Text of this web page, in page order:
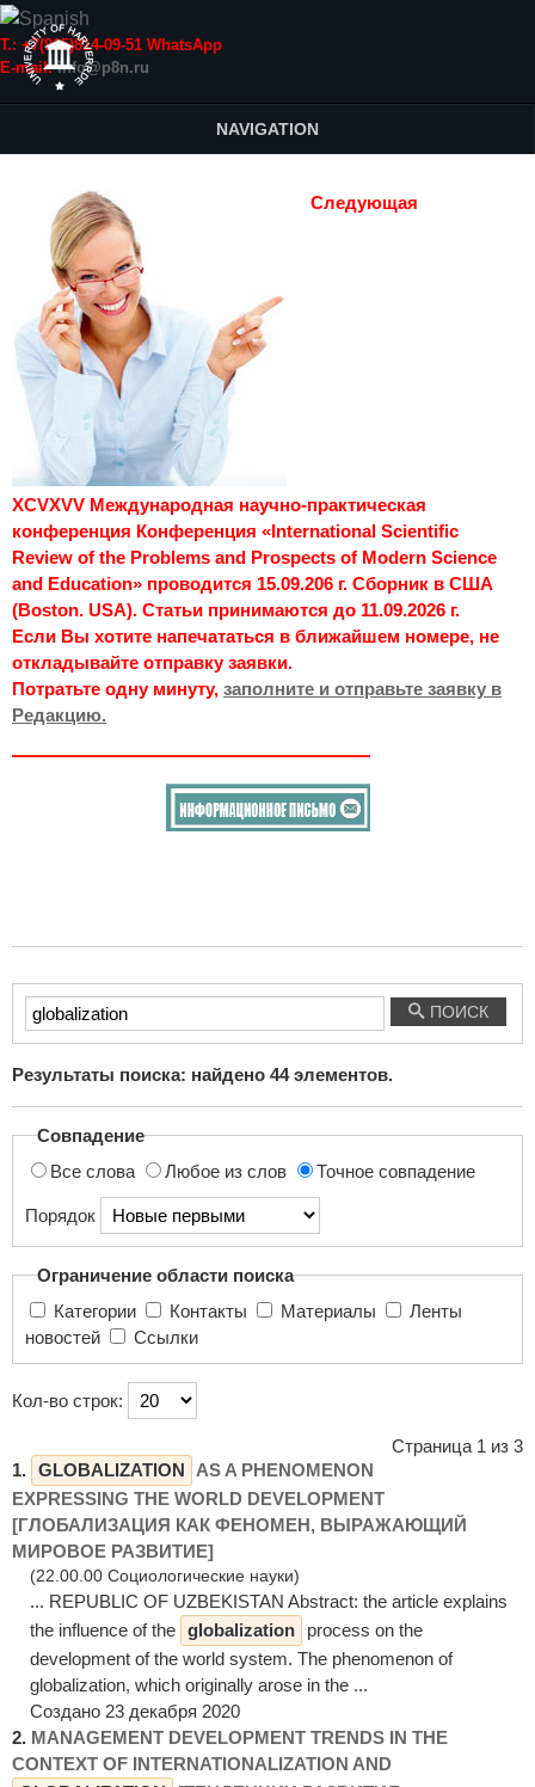
Т.: +7(915)814-09-51 WhatsApp
E-mail:info@p8n.ru
NAVIGATION
Следующая
XCVXVV Международная научно-практическая
конференция Конференция «International Scientific
Review of the Problems and Prospects of Modern Science
and Education» проводится 15.09.206 г. Сборник в США
(Boston. USA). Статьи принимаются до 11.09.2026 г.
Если Вы хотите напечататься в ближайшем номере, не
откладывайте отправку заявки.
Потратьте одну минуту, заполните и отправьте заявку в
Редакцию.
Введите
текст
поиска...
ПОИСК
Результаты поиска: найдено 44элементов.
Совпадение
Все слова
Любое из слов Точное совпадение
Порядок
Ограничение области поиска
Категории
Контакты Материалы
новостей
Ссылки
Кол-во строк:
Страница 1 из 3
1. GLOBALIZATION
AS A PHENOMENON
EXPRESSING THE WORLD DEVELOPMENT
[ГЛОБАЛИЗАЦИЯ КАК ФЕНОМЕН, ВЫРАЖАЮЩИЙ
МИРОВОЕ РАЗВИТИЕ]
(22.00.00 Социологические науки)
... REPUBLIC OF UZBEKISTAN Abstract: the article explains
the influence of the globalization
process on the
development of the world system. The phenomenon of
globalization, which originally arose in the ...
Создано 23 декабря 2020
2. MANAGEMENT DEVELOPMENT TRENDS IN THE
CONTEXT OF INTERNATIONALIZATION AND